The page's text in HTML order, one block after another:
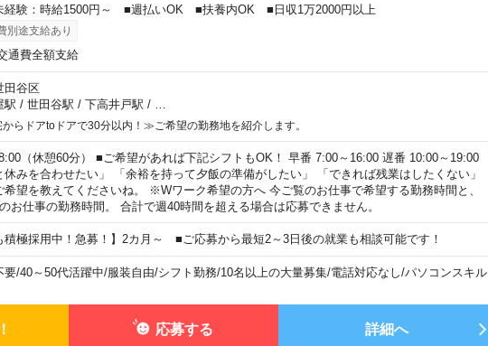
経験：時給1500円～ ■週払いOK ■扶養内OK ■日収1万2000円以上
別途支給あり
通費全額支給
田谷区
駅 / 世田谷駅 / 下高井戸駅 /
らドアtoドアで30分以内！≫ご希望の勤務地を紹介します。
（休憩60分） ■ご希望があれば下記シフトもOK！ 早番 7:00～16:00 遅番 10:00～19:00
休みを合わせたい」 「余裕を持って夕飯の準備がしたい」 「できれば残業はしたくない」
希望を教えてくださいね。 ※Wワーク希望の方へ 今ご覧のお仕事で希望する勤務時間と、
お仕事の勤務時間。 合計で週40時間を超える場合は応募できません。
積極採用中！急募！】2カ月～ ■ご応募から最短2～3日後の就業も相談可能です！
要/40～50代活躍中/服装自由/シフト勤務/10名以上の大量募集/電話対応なし/パソコンスキル
応募する 詳細へ